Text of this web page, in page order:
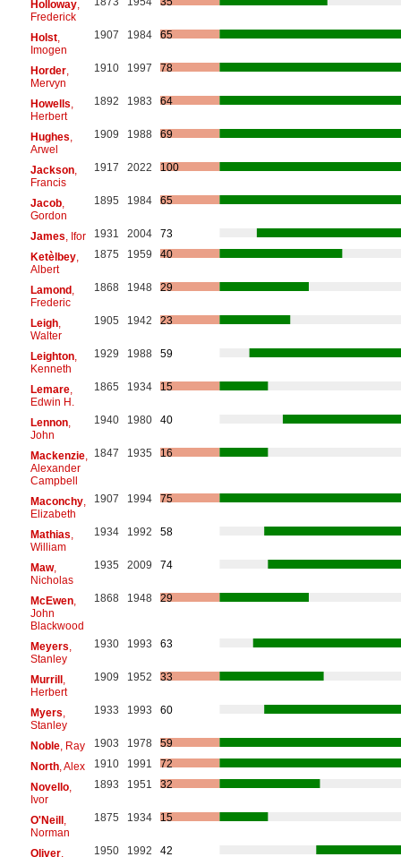
Holloway,
Frederick
Holst,
Imogen
1907 1984 65
Horder,
Mervyn
1910 1997 78
Howells
Herbert
1892 1983 64
Hughes
Arwel
1909 1988 69
Jackson,
Francis
1917 2022 100
Jacob,
Gordon
1895 1984 65
James , Ifor 1931 2004
73
Ketèlbey,
Albert
1875 1959 40
Lamond,
Frederic
1868 1948 29
Leigh,
Walter
1905 1942 23
Leighton,
Kenneth
1929 1988 59
Lemare,
Edwin H.
1865 1934 15
Lennon,
John
1940 1980 40
Mackenzie,
Alexander
Campbell
1847 1935 16
Maconchy,
Elizabeth
1907 1994 75
Mathias
William
1934 1992 58
Maw,
Nicholas
1935 2009 74
McEwen,
John
Blackwood
1868 1948 29
Meyers
Stanley
1930 1993 63
Murrill,
Herbert
1909 1952 33
Myers
Stanley
1933 1993 60
Noble, Ray 1903 1978
59
North, Alex 1910 1991
72
Novello,
Ivor
1893 1951 32
O'Neill,
Norman
1875 1934 15
Oliver, 1950 1992 42